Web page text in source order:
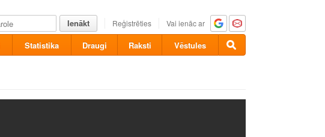
Ienākt Reģistrēties Vai ienāc ar
Statistika Draugi Raksti Vēstules